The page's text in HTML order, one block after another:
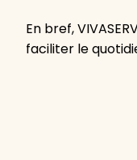
En bref,
faciliter le